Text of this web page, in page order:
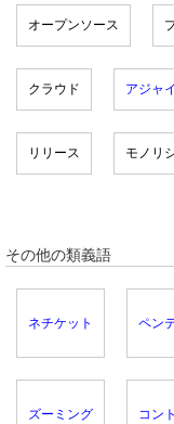
オープンソース
クラウド アジャ
リリース モノリ
その他の類義語
ネチケット ペン
ズーミング コン